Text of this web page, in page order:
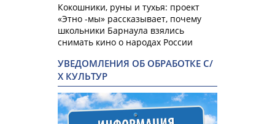
Кокошники, руны и тухья: проект
«Этно -мы» рассказывает, почему
школьники Барнаула взялись
снимать кино о народах России
УВЕДОМЛЕНИЯ ОБ ОБРАБОТКЕ С/
Х КУЛЬТУР